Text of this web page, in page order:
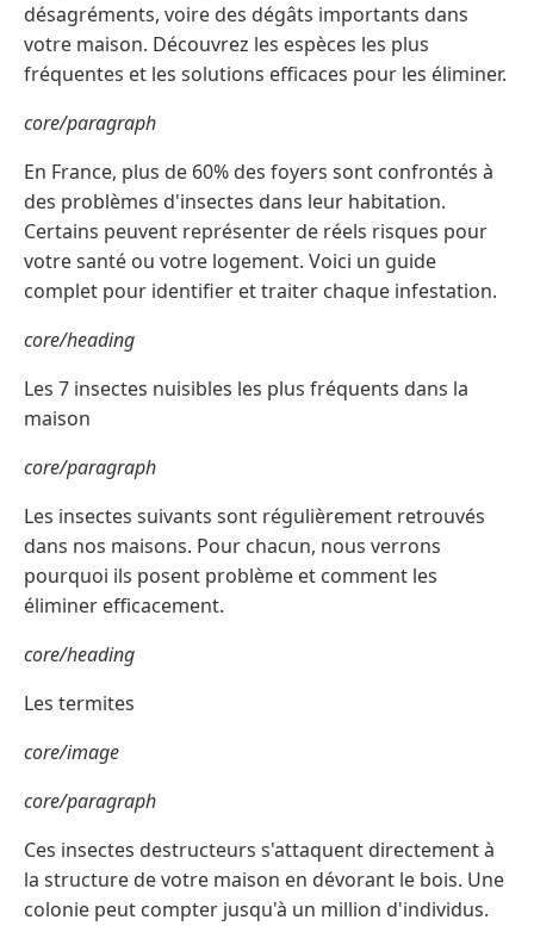
désagréments, voire des dégâts importants dans
votre maison. Découvrez les espèces les plus
fréquentes et les solutions efficaces pour les éliminer.
core/paragraph
En France, plus de 60% des foyers sont confrontés à
des problèmes d'insectes dans leur habitation.
Certains peuvent représenter de réels risques pour
votre santé ou votre logement. Voici un guide
complet pour identifier et traiter chaque infestation.
core/heading
Les 7 insectes nuisibles les plus fréquents dans la
maison
core/paragraph
Les insectes suivants sont régulièrement retrouvés
dans nos maisons. Pour chacun, nous verrons
pourquoi ils posent problème et comment les
éliminer efficacement.
core/heading
Les termites
core/image
core/paragraph
Ces insectes destructeurs s'attaquent directement à
la structure de votre maison en dévorant le bois. Une
colonie peut compter jusqu'à un million d'individus.